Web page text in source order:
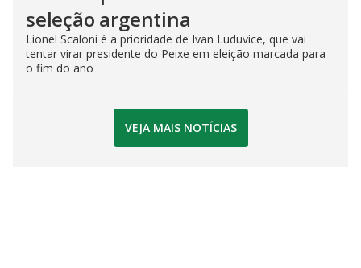
seleção argentina
Lionel Scaloni é a prioridade de Ivan Luduvice, que vai
tentar virar presidente do Peixe em eleição marcada para
o fim do ano
VEJA MAIS NOTÍCIAS